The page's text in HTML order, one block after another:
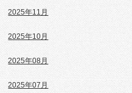
2025年11月
2025年10月
2025年08月
2025年07月